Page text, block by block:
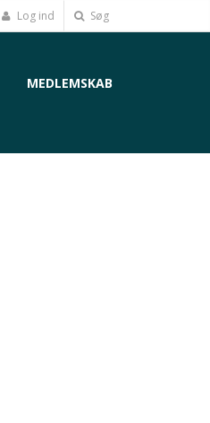
Log ind Søg
MEDLEMSKAB